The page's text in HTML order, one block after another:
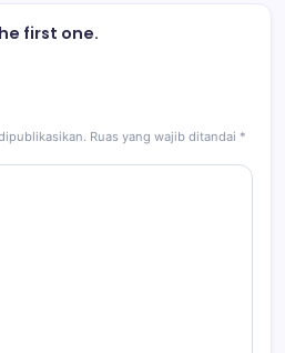
first one.
Ruas yang wajib ditandai *